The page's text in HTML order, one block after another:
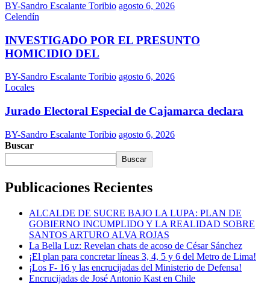
BY-Sandro Escalante Toribio agosto 6, 2026
Celendín
INVESTIGADO POR EL PRESUNTO
HOMICIDIO DEL
BY-Sandro Escalante Toribio agosto 6, 2026
Locales
Jurado Electoral Especial de Cajamarca declara
BY-Sandro Escalante Toribio agosto 6, 2026
Buscar
Buscar
Publicaciones Recientes
ALCALDE DE SUCRE BAJO LA LUPA: PLAN DE
GOBIERNO INCUMPLIDO Y LA REALIDAD SOBRE
SANTOS ARTURO ALVA ROJAS
La Bella Luz: Revelan chats de acoso de César Sánchez
¡El plan para concretar líneas 3, 4, 5 y 6 del Metro de Lima!
¡Los F- 16 y las encrucijadas del Ministerio de Defensa!
Encrucijadas de José Antonio Kast en Chile